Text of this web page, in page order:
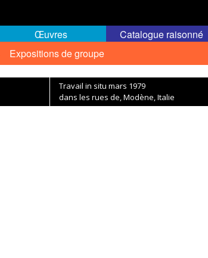
Expositions de groupe
Œuvres Catalogue raisonné
Travail in situ mars 1979
dans les rues de, Modène, Italie